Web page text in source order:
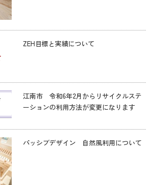
ZEH目標と実績について
江南市 令和6年2月からリサイクルステ
ーションの利用方法が変更になります
パッシブデザイン 自然風利用について